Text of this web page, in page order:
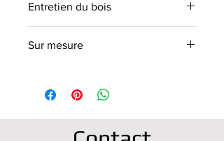
(comprise dans le prix).
Entretien du bois
vitrifiés. Nous vendons un vitrificateur
pour 125€. Votre meuble est ainsi
suffira d'un coup d'éponge humide
sur les tâches éventuelles et bien
Sur mesure